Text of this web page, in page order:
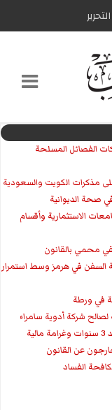
الفصائل المسلحة
مذكرات الكويت والسعودية
الاستثمارية وأقسام
محمي بالقانون
السفن في هرمز وسط استمرار
في ورطة
شركة أدوية سامراء
عن القانون
الفساد